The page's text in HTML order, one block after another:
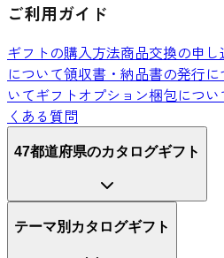
ご利用ガイド
ギフトの購入方法商品交換の申
について領収書・納品書の発行に
いてギフトオプション梱包につい
くある質問
47都道府県のカタログギフト
テーマ別カタログギフト